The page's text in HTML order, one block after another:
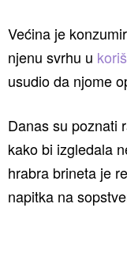
Većina je
njenu svrhu u
usudio da njome
Danas su poznati
kako bi izgledala
hrabra brineta je
napitka na